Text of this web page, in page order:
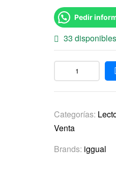
Pedir
33 disponibles
Categorías:
Venta
Brands: iggual